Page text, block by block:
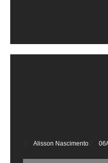
Alisson Nascimento